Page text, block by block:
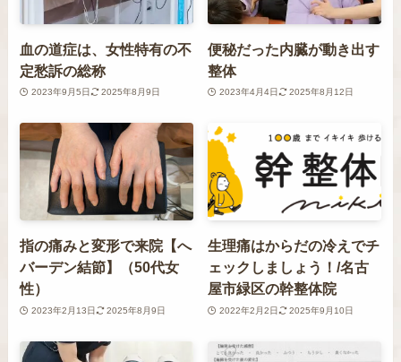
血の道症は、女性特有の不
定愁訴の総称
2023年9月5日 2025年8月9日
便秘だった内臓が動き出す
整体
2023年4月4日 2025年8月12日
指の痛みと変形で来院【へ
バーデン結節】（50代女
性）
2023年2月13日 2025年8月9日
生理痛はからだの冷えでチ
ェックしましょう！/名古
屋市緑区の幹整体院
2022年2月2日 2025年9月10日